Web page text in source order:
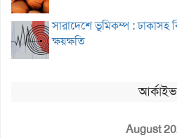
সারাদেশে ভূমিকম্প : ঢাকাসহ
ক্ষয়ক্ষতি
আর্কাইভ
August